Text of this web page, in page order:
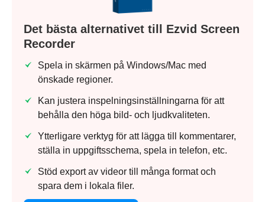
Det bästa alternativet till Ezvid Screen
Recorder
Spela in skärmen på Windows/Mac med
önskade regioner.
Kan justera inspelningsinställningarna för att
behålla den höga bild- och ljudkvaliteten.
Ytterligare verktyg för att lägga till kommentarer,
ställa in uppgiftsschema, spela in telefon, etc.
Stöd export av videor till många format och
spara dem i lokala filer.